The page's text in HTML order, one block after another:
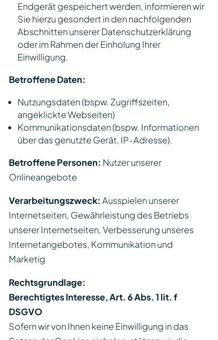
Endgerät gespeichert werden, informieren wir
Sie hierzu gesondert in den nachfolgenden
Abschnitten unserer Datenschutzerklärung
oder im Rahmen der Einholung Ihrer
Einwilligung.
Betroffene Daten:
Nutzungsdaten (bspw. Zugriffszeiten,
angeklickte Webseiten)
Kommunikationsdaten (bspw. Informationen
über das genutzte Gerät, IP-Adresse).
Betroffene Personen: Nutzer unserer
Onlineangebote
Verarbeitungszweck: Ausspielen unserer
Internetseiten, Gewährleistung des Betriebs
unserer Internetseiten, Verbesserung unseres
Internetangebotes, Kommunikation und
Marketig
Rechtsgrundlage:
Berechtigtes Interesse, Art. 6 Abs. 1 lit. f
DSGVO
Sofern wir von Ihnen keine Einwilligung in das